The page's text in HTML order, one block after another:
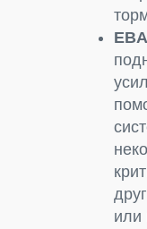
или